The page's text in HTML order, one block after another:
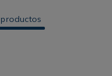
productos